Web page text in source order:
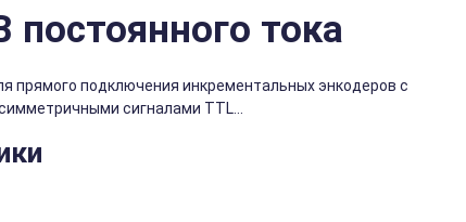
тока
прямого подключения инкрементальных энкодеров с
сигналами TTL...